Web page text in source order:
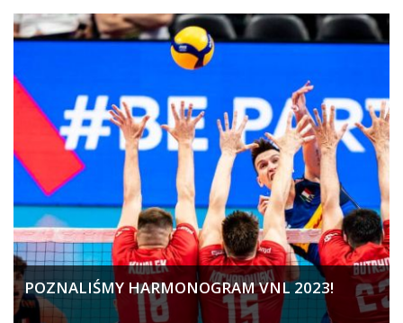
POZNALIŚMY HARMONOGRAM VNL 2023!